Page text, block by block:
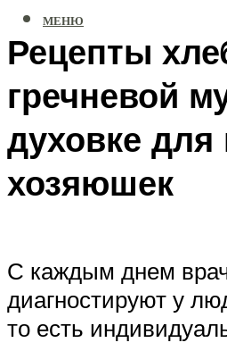
МЕНЮ
Рецепты
гречневой
духовке для
хозяюшек
С каждым днем
диагностируют у
то есть